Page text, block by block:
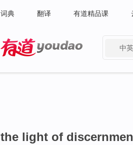
词典 翻译 有道精品课
中英
the light of